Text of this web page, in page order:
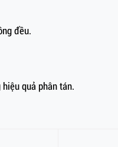
đều.
quả phân tán.